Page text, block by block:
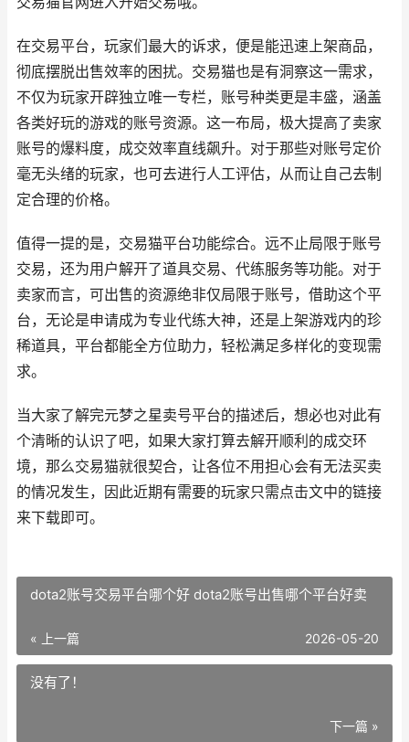
在交易平台，玩家们最大的诉求，便是能迅速上架商品，
彻底摆脱出售效率的困扰。交易猫也是有洞察这一需求，
不仅为玩家开辟独立唯一专栏，账号种类更是丰盛，涵盖
各类好玩的游戏的账号资源。这一布局，极大提高了卖家
账号的爆料度，成交效率直线飙升。对于那些对账号定价
毫无头绪的玩家，也可去进行人工评估，从而让自己去制
定合理的价格。
值得一提的是，交易猫平台功能综合。远不止局限于账号
交易，还为用户解开了道具交易、代练服务等功能。对于
卖家而言，可出售的资源绝非仅局限于账号，借助这个平
台，无论是申请成为专业代练大神，还是上架游戏内的珍
稀道具，平台都能全方位助力，轻松满足多样化的变现需
求。
当大家了解完元梦之星卖号平台的描述后，想必也对此有
个清晰的认识了吧，如果大家打算去解开顺利的成交环
境，那么交易猫就很契合，让各位不用担心会有无法买卖
的情况发生，因此近期有需要的玩家只需点击文中的链接
来下载即可。
dota2账号交易平台哪个好 dota2账号出售哪个平台好卖
« 上一篇 2026-05-20
没有了！
下一篇 »